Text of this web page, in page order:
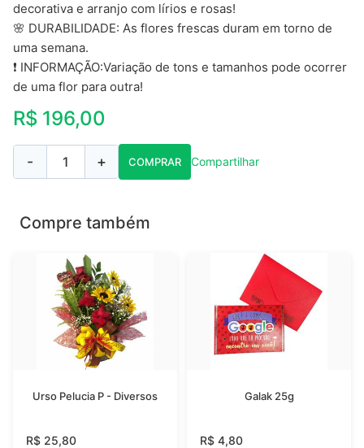
decorativa e arranjo com lírios e rosas!
🌸 DURABILIDADE: As flores frescas duram em torno de
uma semana.
❗ INFORMAÇÃO:Variação de tons e tamanhos pode ocorrer
de uma flor para outra!
R$ 196,00
- 1 + COMPRAR Compartilhar
Compre também
Urso Pelucia P - Diversos
R$ 25,80
Galak 25g
R$ 4,80